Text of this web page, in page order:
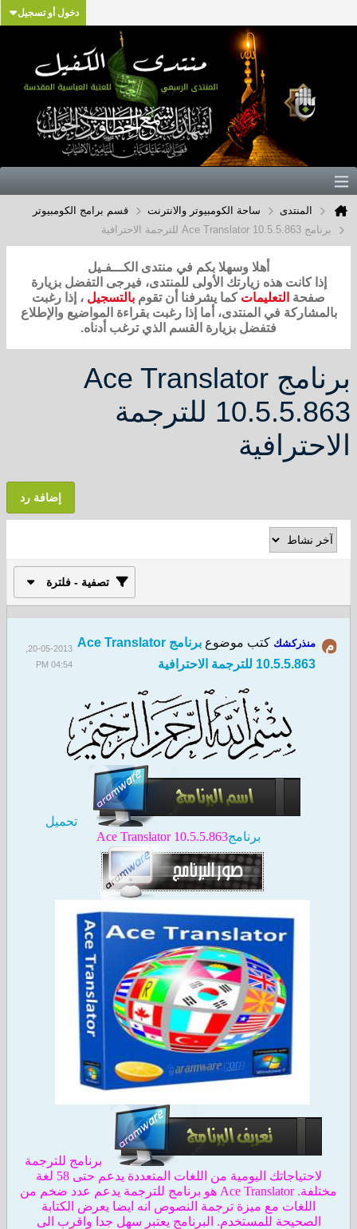
دخول أو تسجيل
المنتدى ساحة الكومبيوتر والانترنت
قسم برامج الكومبيوتر
برنامج Ace Translator 10.5.5.863 للترجمة الاحترافية
أهلا وسهلا بكم في منتدى الكـــفـيل
إذا كانت هذه زيارتك الأولى للمنتدى، فيرجى التفضل بزيارة
صفحة التعليمات كما يشرفنا أن تقوم بالتسجيل ، إذا رغبت
بالمشاركة في المنتدى، أما إذا رغبت بقراءة المواضيع والإطلاع
فتفضل بزيارة القسم الذي ترغب أدناه.
برنامج Ace Translator
10.5.5.863 للترجمة
الاحترافية
إضافة رد
تصفية - فلترة
منذركشك كتب موضوع
برنامج Ace Translator
10.5.5.863 للترجمة الاحترافية
04:54 PM
تحميل
برنامجAce Translator 10.5.5.863
برنامج للترجمة
لاحتياجاتك اليومية من اللغات المتعددة يدعم حتى 58 لغة
مختلفة. Ace Translator هو برنامج للترجمة يدعم عدد ضخم من
اللغات مع ميزة ترجمة النصوص انه ايضا يعرض الكتابة
الصحيحة للمستخدم. البرنامج يعتبر سهل جدا واقرب الى